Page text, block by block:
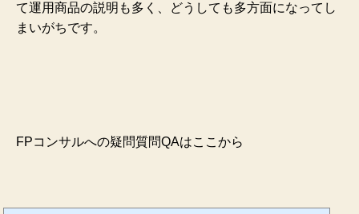
て運用商品の説明も多く、どうしても多方面になってし
まいがちです。
FPコンサルへの疑問質問QAはここから